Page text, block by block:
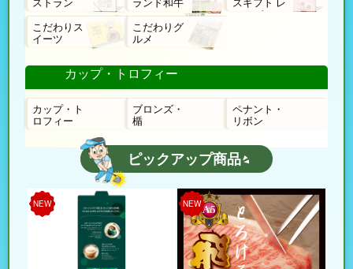
ストラン ランド和牛
スギフト レ
ローゼ
こだわりス
イーツ
こだわりグ
ルメ
カップ・トロフィー
カップ・ト
ロフィー
ブロンズ・
楯
ペナント・
リボン
ピックアップ商品
NEW NEW